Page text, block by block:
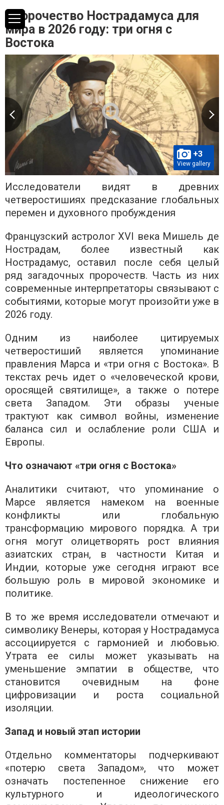
Пророчество Нострадамуса для
мира в 2026 году: три огня с
Востока
+3
View gallery
Исследователи видят в древних
четверостишиях предсказание глобальных
перемен и духовного пробуждения
Французский астролог XVI века Мишель де
Нострадам, более известный как
Нострадамус, оставил после себя целый
ряд загадочных пророчеств. Часть из них
современные интерпретаторы связывают с
событиями, которые могут произойти уже в
2026 году.
Одним из наиболее цитируемых
четверостиший является упоминание
правления Марса и «три огня с Востока». В
текстах речь идет о «человеческой крови,
оросящей святилище», а также о потере
света Западом. Эти образы ученые
трактуют как символ войны, изменение
баланса сил и ослабление роли США и
Европы.
Что означают «три огня с Востока»
Аналитики считают, что упоминание о
Марсе является намеком на военные
конфликты или глобальную
трансформацию мирового порядка. А три
огня могут олицетворять рост влияния
азиатских стран, в частности Китая и
Индии, которые уже сегодня играют все
большую роль в мировой экономике и
политике.
В то же время исследователи отмечают и
символику Венеры, которая у Нострадамуса
ассоциируется с гармонией и любовью.
Утрата ее силы может указывать на
уменьшение эмпатии в обществе, что
становится очевидным на фоне
цифровизации и роста социальной
изоляции.
Запад и новый этап истории
Отдельно комментаторы подчеркивают
«потерю света Западом», что может
означать постепенное снижение его
культурного и идеологического